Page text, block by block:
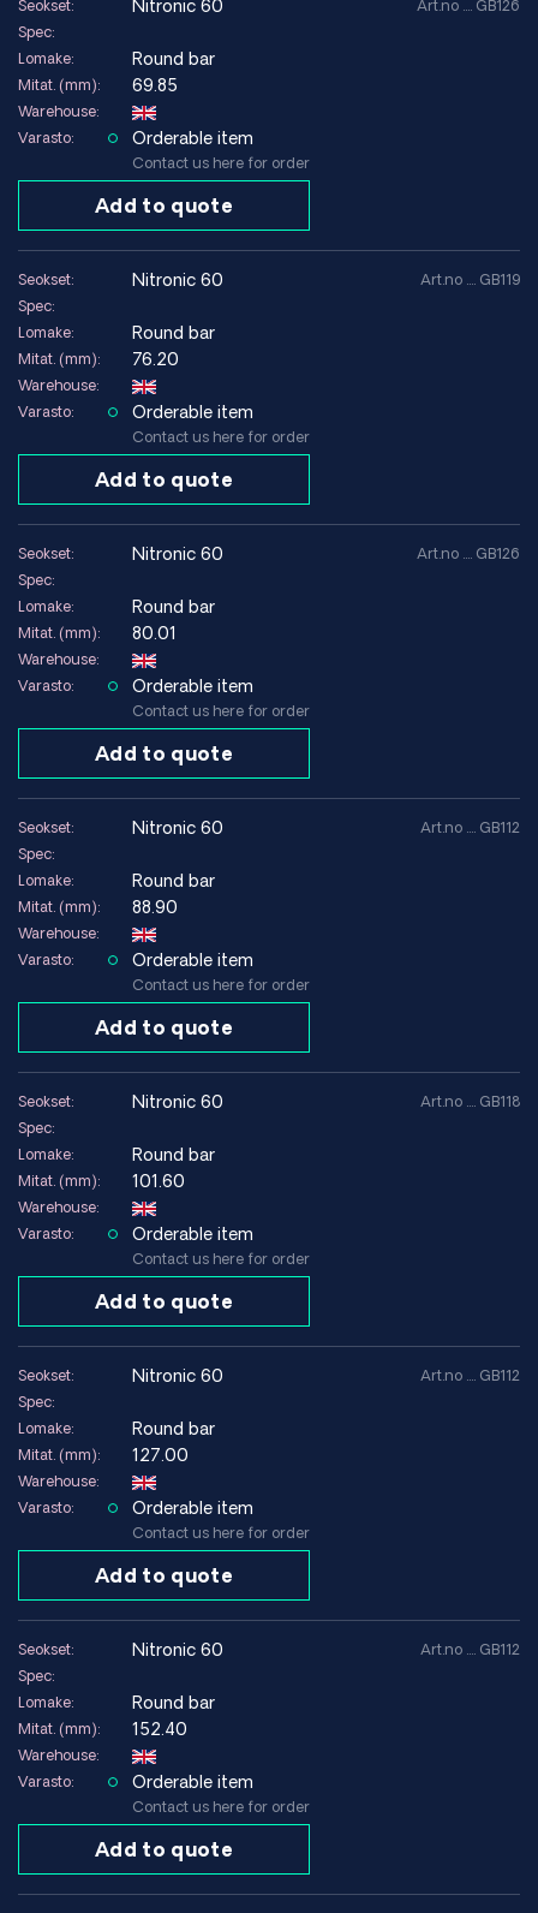
Seokset: nitronic 60
Spec:
Lomake:
Round bar
Mitat. (mm): 69.85
Warehouse:
Varasto:
Orderable item
Contact us here for order
Add to quote
Art.no .... GB126
Seokset: nitronic 60
Spec:
Lomake:
Round bar
Mitat. (mm): 76.20
Warehouse:
Varasto:
Orderable item
Contact us here for order
Add to quote
Art.no .... GB119
Seokset: nitronic 60
Spec:
Lomake:
Round bar
Mitat. (mm): 80.01
Warehouse:
Varasto:
Orderable item
Contact us here for order
Add to quote
Art.no .... GB126
Seokset: nitronic 60
Spec:
Lomake:
Round bar
Mitat. (mm): 88.90
Warehouse:
Varasto:
Orderable item
Contact us here for order
Add to quote
Art.no .... GB112
Seokset: nitronic 60
Spec:
Lomake:
Round bar
Mitat. (mm): 101.60
Warehouse:
Varasto:
Orderable item
Contact us here for order
Add to quote
Art.no .... GB118
Seokset: nitronic 60
Spec:
Lomake:
Round bar
Mitat. (mm): 127.00
Warehouse:
Varasto:
Orderable item
Contact us here for order
Add to quote
Art.no .... GB112
Seokset: nitronic 60
Spec:
Lomake:
Round bar
Mitat. (mm): 152.40
Warehouse:
Varasto:
Orderable item
Contact us here for order
Add to quote
Art.no .... GB112